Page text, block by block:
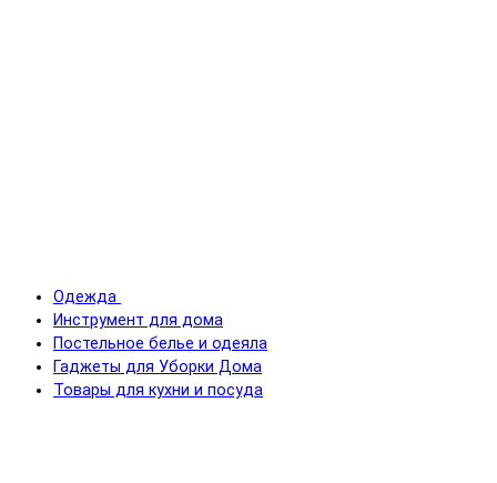
Одежда
Инструмент для дома
Постельное белье и одеяла
Гаджеты для Уборки Дома
Товары для кухни и посуда